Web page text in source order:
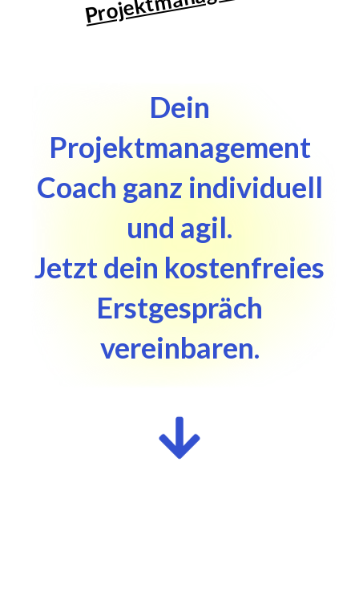
Dein
Projektmanagement
Coach ganz individuell
und agil.
Jetzt dein kostenfreies
Erstgespräch
vereinbaren.